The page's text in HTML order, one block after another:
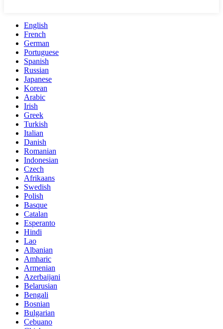
English
French
German
Portuguese
Spanish
Russian
Japanese
Korean
Arabic
Irish
Greek
Turkish
Italian
Danish
Romanian
Indonesian
Czech
Afrikaans
Swedish
Polish
Basque
Catalan
Esperanto
Hindi
Lao
Albanian
Amharic
Armenian
Azerbaijani
Belarusian
Bengali
Bosnian
Bulgarian
Cebuano